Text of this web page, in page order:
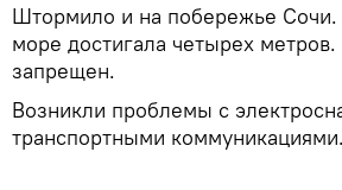
Штормило и на побережье Сочи.
море достигала четырех
запрещен.
Возникли проблемы с
транспортными коммуникациями.